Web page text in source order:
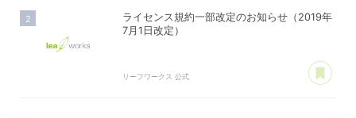
ライセンス規約一部改定のお知らせ（2019年
7月1日改定）
リーフワークス 公式